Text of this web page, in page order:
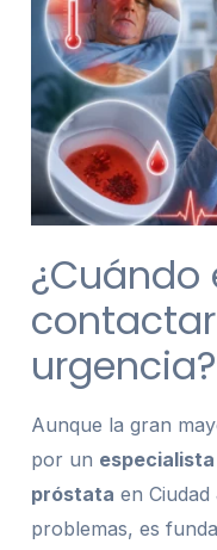
¿Cuándo
urgencia?
Aunque la gran
por un
próstata en
problemas, es